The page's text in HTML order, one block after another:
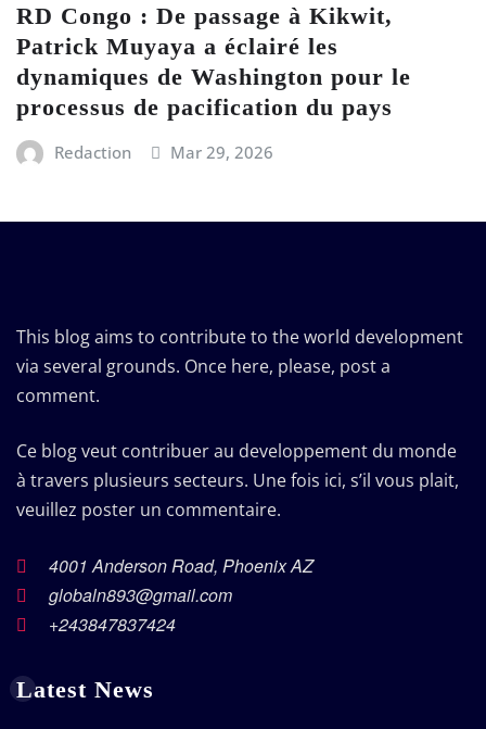
RD Congo : De passage à Kikwit,
Patrick Muyaya a éclairé les
dynamiques de Washington pour le
processus de pacification du pays
Redaction Mar 29, 2026
This blog aims to contribute to the world development
via several grounds. Once here, please, post a
comment.
Ce blog veut contribuer au developpement du monde
à travers plusieurs secteurs. Une fois ici, s’il vous plait,
veuillez poster un commentaire.
4001 Anderson Road, Phoenix AZ
globaln893@gmail.com
+243847837424
Latest News